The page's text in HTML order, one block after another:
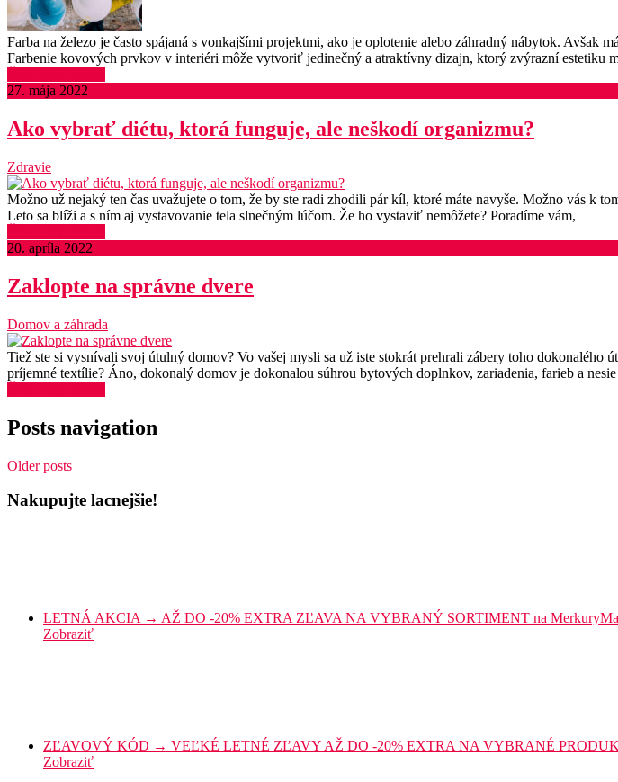
Farba na železo je často spájaná s vonkajšími projektmi, ako je oplotenie alebo záhradný nábytok.
Farbenie kovových prvkov v interiéri môže vytvoriť jedinečný a atraktívny dizajn, ktorý zvýrazní estetiku
27. mája 2022
Ako vybrať diétu, ktorá funguje, ale neškodí organizmu?
Zdravie
Možno už nejaký ten čas uvažujete o tom, že by ste radi zhodili pár kíl, ktoré máte navyše. Možno vás
Leto sa blíži a s ním aj vystavovanie tela slnečným lúčom. Že ho vystaviť nemôžete? Poradíme vám,
20. apríla 2022
Zaklopte na správne dvere
Domov a záhrada
Tiež ste si vysnívali svoj útulný domov? Vo vašej mysli sa už iste stokrát prehrali zábery toho dokonalého
príjemné textílie? Áno, dokonalý domov je dokonalou súhrou bytových doplnkov, zariadenia, farieb a
Posts navigation
Older posts
Nakupujte lacnejšie!
LETNÁ AKCIA → AŽ DO -20% EXTRA ZĽAVA NA VYBRANÝ SORTIMENT na
Zobraziť
ZĽAVOVÝ KÓD → VEĽKÉ LETNÉ ZĽAVY AŽ DO -20% EXTRA NA VYBRANÉ
Zobraziť